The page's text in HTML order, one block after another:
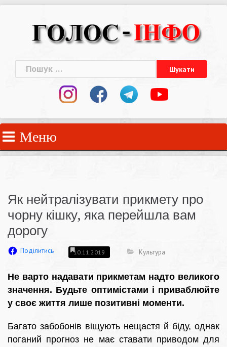
Пошук:
Меню
Як нейтралізувати прикмету про
чорну кішку, яка перейшла вам
дорогу
Поділитись 10.11.2019 Культура
Не варто надавати прикметам надто великого
значення. Будьте оптимістами і приваблюйте
у своє життя лише позитивні моменти.
Багато забобонів віщують нещастя й біду, однак
поганий прогноз не має ставати приводом для